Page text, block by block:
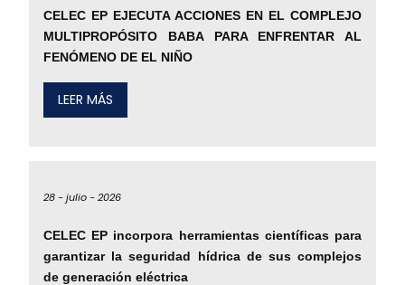
CELEC EP EJECUTA ACCIONES EN EL COMPLEJO
MULTIPROPÓSITO BABA PARA ENFRENTAR AL
FENÓMENO DE EL NIÑO
LEER MÁS
28 -julio -2026
CELEC EP incorpora herramientas científicas para
garantizar la seguridad hídrica de sus complejos
de generación eléctrica